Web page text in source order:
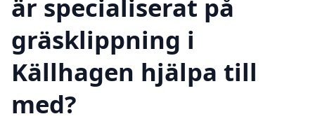
är specialiserat på
gräsklippning i
Källhagen hjälpa till
med?